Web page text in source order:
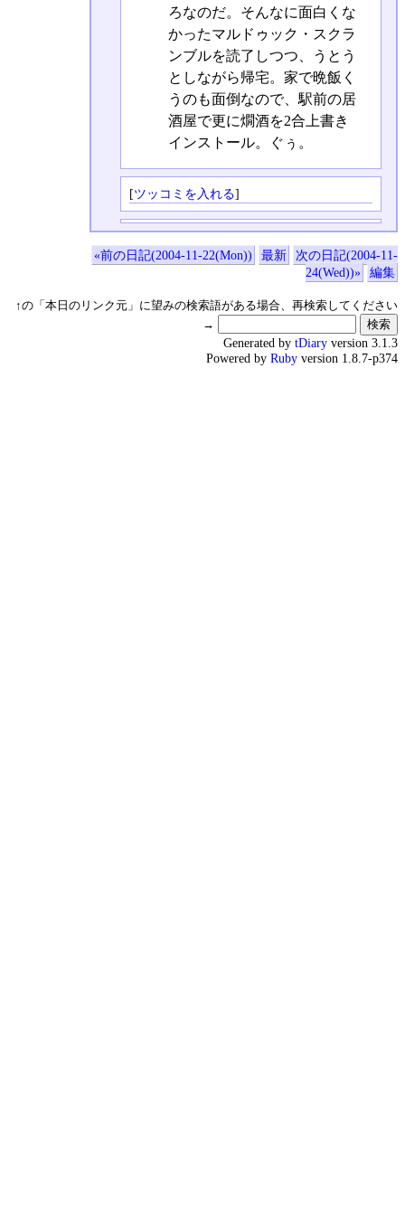
ろなのだ。そんなに面白くな
かったマルドゥック・スクラ
ンブルを読了しつつ、うとう
としながら帰宅。家で晩飯く
うのも面倒なので、駅前の居
酒屋で更に燗酒を2合上書き
インストール。ぐぅ。
[ツッコミを入れる]
«前の日記(2004-11-22(Mon)) 最新
次の日記(2004-11-
24(Wed))»
編集
↑の「本日のリンク元」に望みの検索語がある場合、再検索してください
→
Generated by tDiary version 3.1.3
Powered by Ruby version 1.8.7-p374